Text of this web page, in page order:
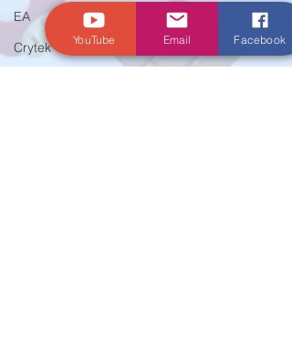
EA
Crytek
YouTube Email Facebook